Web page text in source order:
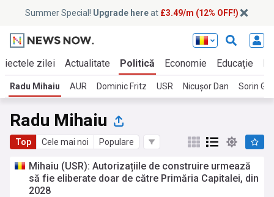
Summer Special! Upgrade hereat £3.49/m (12% OFF!)
zilei Actualitate Politică Economie Educație
Radu Mihaiu AUR Dominic Fritz USR Nicușor Dan Sorin
Radu Mihaiu
Top Cele mai noi Populare
Mihaiu (USR): Autorizațiile de construire urmează
să fie eliberate doar de către Primăria Capitalei, din
2028